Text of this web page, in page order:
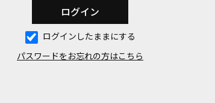
ログインしたままにする
パスワードをお忘れの方はこちら